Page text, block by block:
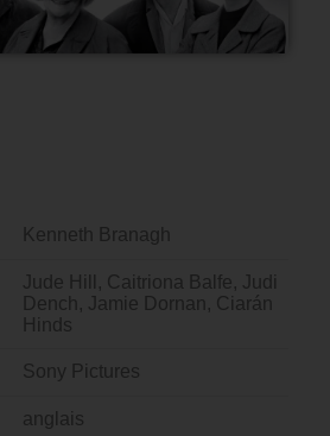
Kenneth Branagh
Jude Hill, Caitriona Balfe, Judi
Dench, Jamie Dornan, Ciarán
Hinds
Sony Pictures
anglais